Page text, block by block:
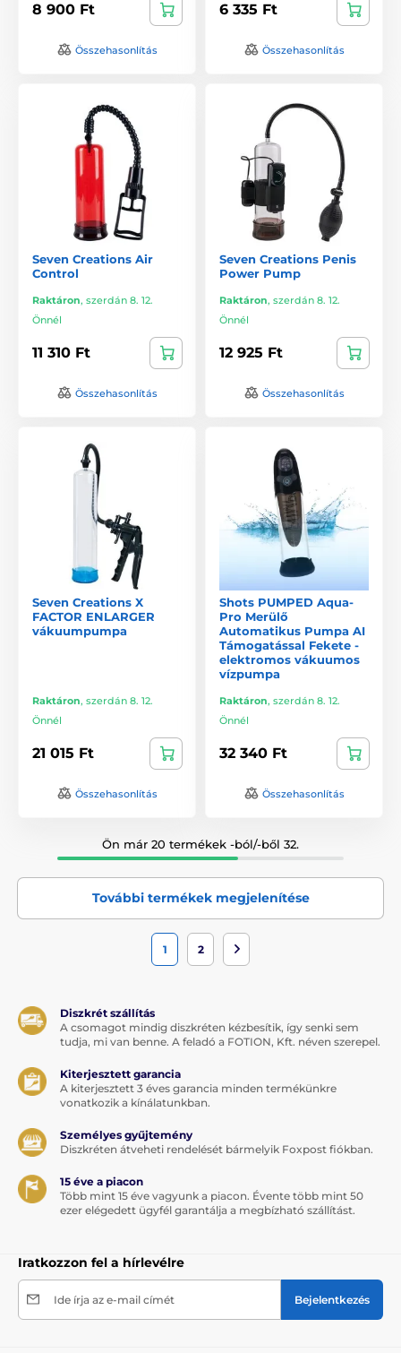
8 900 Ft
Összehasonlítás
6 335 Ft
Összehasonlítás
Seven Creations Air
Control
Raktáron, szerdán 8. 12.
Önnél
11 310 Ft
Összehasonlítás
Seven Creations Penis
Power Pump
Raktáron, szerdán 8. 12.
Önnél
12 925 Ft
Összehasonlítás
Seven Creations X
FACTOR ENLARGER
vákuumpumpa
Raktáron, szerdán 8. 12.
Önnél
21 015 Ft
Összehasonlítás
Shots PUMPED Aqua-
Pro Merülő
Automatikus Pumpa AI
Támogatással Fekete -
elektromos vákuumos
vízpumpa
Raktáron, szerdán 8. 12.
Önnél
32 340 Ft
Összehasonlítás
Ön már 20 termékek -ból/-ből 32.
További termékek megjelenítése
1 2
Diszkrét szállítás
A csomagot mindig diszkréten kézbesítik, így senki sem
tudja, mi van benne. A feladó a FOTION, Kft. néven szerepel.
Kiterjesztett garancia
A kiterjesztett 3 éves garancia minden termékünkre
vonatkozik a kínálatunkban.
Személyes gyűjtemény
Diszkréten átveheti rendelését bármelyik Foxpost fiókban.
15 éve a piacon
Több mint 15 éve vagyunk a piacon. Évente több mint 50
ezer elégedett ügyfél garantálja a megbízható szállítást.
Iratkozzon fel a hírlevélre
Ide írja az e-mail címét Bejelentkezés